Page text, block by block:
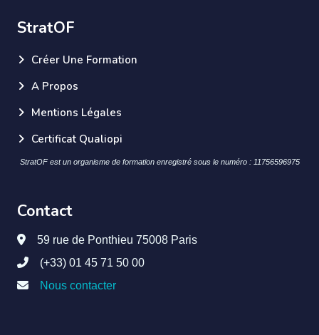
StratOF
Créer Une Formation
A Propos
Mentions Légales
Certificat Qualiopi
StratOF est un organisme de formation enregistré sous le numéro : 11756596975
Contact
59 rue de Ponthieu 75008 Paris
(+33) 01 45 71 50 00
Nous contacter